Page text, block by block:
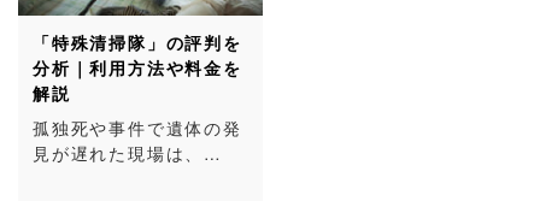
「特殊清掃隊」の評判を
分析｜利用方法や料金を
解説
孤独死や事件で遺体の発
見が遅れた現場は、…